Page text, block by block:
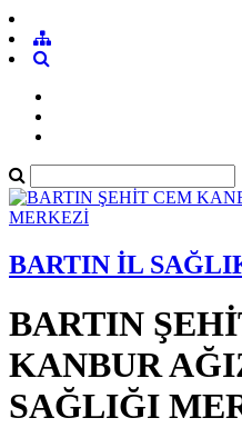
BARTIN İL
BARTIN
KANBUR
SAĞLIĞI